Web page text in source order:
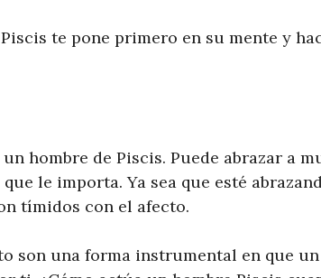
te pone primero en su mente y
hombre de Piscis. Puede abrazar a
le importa. Ya sea que esté
tímidos con el afecto.
son una forma instrumental en que